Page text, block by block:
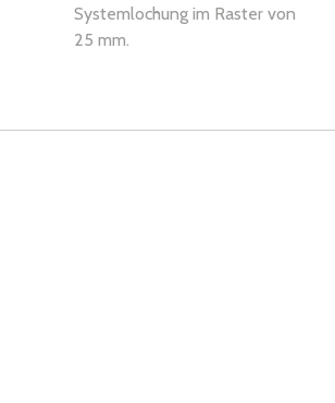
Systemlochung im Raster von
25 mm.